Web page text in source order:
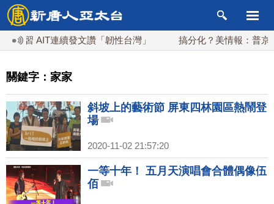
習 AIT連續發文讚「韌性台灣」 搞分化？美情報：普京最
關鍵字：家家
斜坡上的藝術節 屏東四林園區熱鬧登
場
2020-11-02 21:57:20
一等十年！ 五月天演唱會合體偶像伍
佰